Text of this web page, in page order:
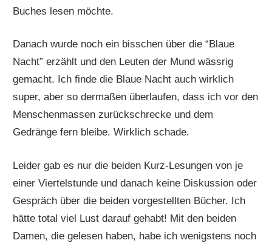
Buches lesen möchte.
Danach wurde noch ein bisschen über die “Blaue
Nacht” erzählt und den Leuten der Mund wässrig
gemacht. Ich finde die Blaue Nacht auch wirklich
super, aber so dermaßen überlaufen, dass ich vor den
Menschenmassen zurückschrecke und dem
Gedränge fern bleibe. Wirklich schade.
Leider gab es nur die beiden Kurz-Lesungen von je
einer Viertelstunde und danach keine Diskussion oder
Gespräch über die beiden vorgestellten Bücher. Ich
hätte total viel Lust darauf gehabt! Mit den beiden
Damen, die gelesen haben, habe ich wenigstens noch